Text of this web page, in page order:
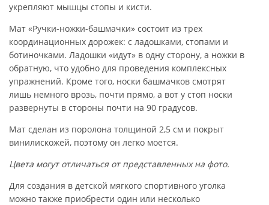
укрепляют мышцы стопы и кисти.
Мат «Ручки-ножки-башмачки» состоит из трех
координационных дорожек: с ладошками, стопами и
ботиночками. Ладошки «идут» в одну сторону, а ножки в
обратную, что удобно для проведения комплексных
упражнений. Кроме того, носки башмачков смотрят
лишь немного врозь, почти прямо, а вот у стоп носки
развернуты в стороны почти на 90 градусов.
Мат сделан из поролона толщиной 2,5 см и покрыт
винилискожей, поэтому он легко моется.
Цвета могут отличаться от представленных на фото.
Для создания в детской мягкого спортивного уголка
можно также приобрести один или несколько